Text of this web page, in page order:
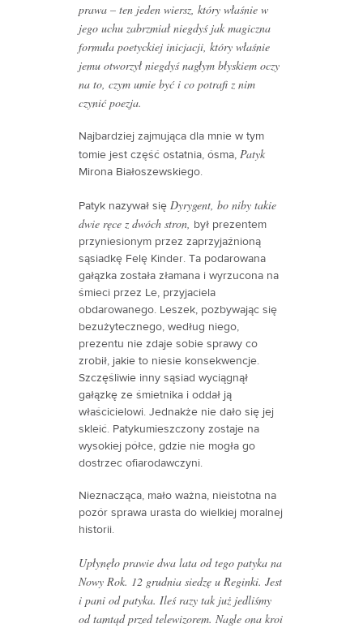
prawa – ten jeden wiersz, który właśnie w
jego uchu zabrzmiał niegdyś jak magiczna
formuła poetyckiej inicjacji, który właśnie
jemu otworzył niegdyś nagłym błyskiem oczy
na to, czym umie być i co potrafi z nim
czynić poezja.
Najbardziej zajmująca dla mnie w tym
tomie jest część ostatnia, ósma, Patyk
Mirona Białoszewskiego.
Patyk nazywał się Dyrygent, bo niby takie
dwie ręce z dwóch stron, był prezentem
przyniesionym przez zaprzyjaźnioną
sąsiadkę Felę Kinder. Ta podarowana
gałązka została złamana i wyrzucona na
śmieci przez Le, przyjaciela
obdarowanego. Leszek, pozbywając się
bezużytecznego, według niego,
prezentu nie zdaje sobie sprawy co
zrobił, jakie to niesie konsekwencje.
Szczęśliwie inny sąsiad wyciągnął
gałązkę ze śmietnika i oddał ją
właścicielowi. Jednakże nie dało się jej
skleić. Patykumieszczony zostaje na
wysokiej półce, gdzie nie mogła go
dostrzec ofiarodawczyni.
Nieznacząca, mało ważna, nieistotna na
pozór sprawa urasta do wielkiej moralnej
historii.
Upłynęło prawie dwa lata od tego patyka na
Nowy Rok. 12 grudnia siedzę u Reginki. Jest
i pani od patyka. Ileś razy tak już jedliśmy
od tamtąd przed telewizorem. Nagle ona kroi